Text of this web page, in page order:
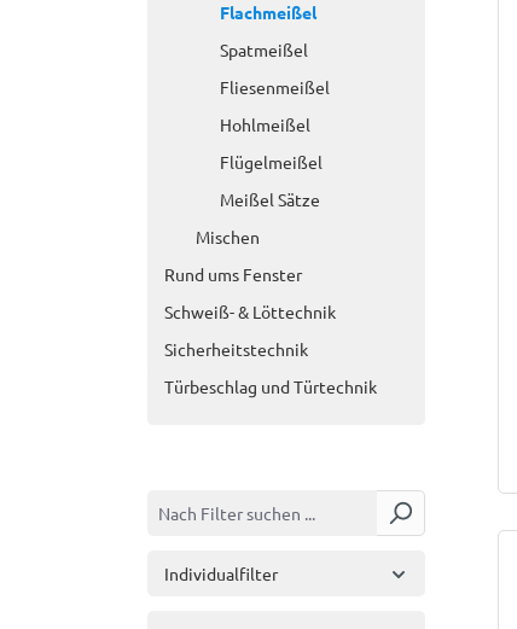
Flachmeißel
Spatmeißel
Fliesenmeißel
Hohlmeißel
Flügelmeißel
Meißel Sätze
Mischen
Rund ums Fenster
Schweiß- & Löttechnik
Sicherheitstechnik
Türbeschlag und Türtechnik
Individualfilter